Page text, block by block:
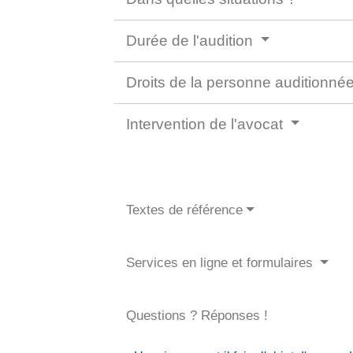
Durée de l'audition
Droits de la personne
Intervention de l'avocat
Textes de référence
Services en ligne et formulaires
Questions ? Réponses !